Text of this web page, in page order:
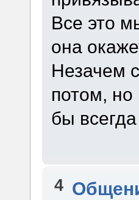
Все это
она
Незачем
потом, но
бы
4